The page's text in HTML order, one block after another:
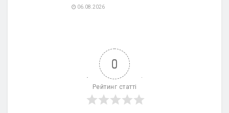
06.08.2026
0
Рейтинг статті